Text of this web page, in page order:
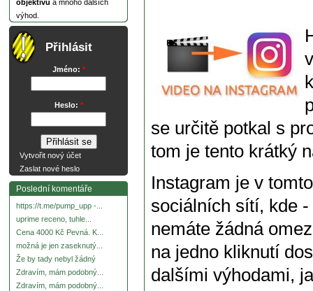
objektivů a mnoho dalších
výhod.
Přihlásit
Jméno: *
Heslo: *
Vytvořit nový účet
Zaslat nové heslo
Poslední komentáře
https://t.me/pump_upp -...
uprime receno, tuhle...
Cena 4000 Kč Pevná. K...
možná je jen zaseknutý...
Že by tady nebyl žádný
Zdravím, mám podobný...
Zdravím, mám podobný...
se určitě potkal s
tom je tento krátký
Instagram je v
sociálních sítí, kde
nemáte žádná
na jedno kliknutí
dalšími výhodami,